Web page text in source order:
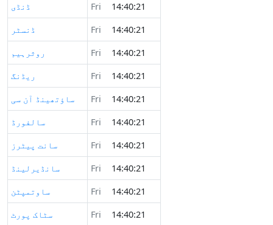
ڈنڈی
Fri
14:40:21
ڈنسٹر
Fri
14:40:21
روثرہیم
Fri
14:40:21
ریڈنگ
Fri
14:40:21
ساؤتھینڈ آن سی
Fri
14:40:21
سالفورڈ
Fri
14:40:21
سانت پیٹرز
Fri
14:40:21
سانڈیرلینڈ
Fri
14:40:21
ساوتمپٹن
Fri
14:40:21
سٹاک پورٹ
Fri
14:40:21